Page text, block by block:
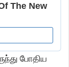
போதிய